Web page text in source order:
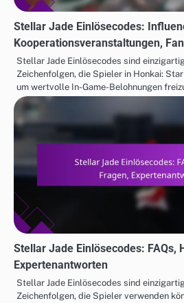
Stellar Jade Einlösecodes:
Kooperationsveranstaltungen,
Stellar Jade Einlösecodes sind
Zeichenfolgen, die Spieler in Honkai:
um wertvolle In-Game-Belohnungen
Stellar Jade Einlösecodes: FAQs,
Expertenantworten
Stellar Jade Einlösecodes sind
Zeichenfolgen, die Spieler verwenden